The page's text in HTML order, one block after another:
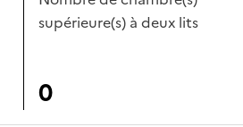
supérieure(s) à deux lits
0